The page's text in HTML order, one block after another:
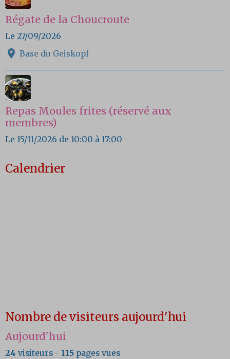
Régate de la Choucroute
Le 27/09/2026
Base du Geiskopf
Repas Moules frites (réservé aux
membres)
Le 15/11/2026 de 10:00 à 17:00
Calendrier
Nombre de visiteurs aujourd'hui
Aujourd'hui
24 visiteurs - 115 pages vues